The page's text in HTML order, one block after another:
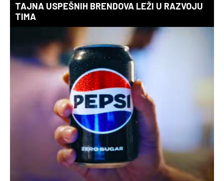
TAJNA USPEŠNIH BRENDOVA LEŽI U RAZVOJU
TIMA